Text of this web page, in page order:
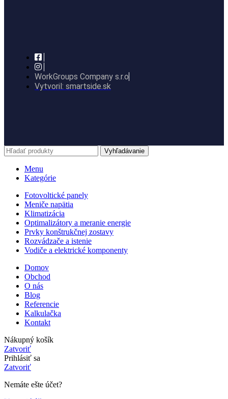
WorkGroups Company s.r.o
Vytvoril: smartside.sk
Vyhľadávanie
Menu
Kategórie
Fotovoltické panely
Meniče napätia
Klimatizácia
Optimalizátory a meranie energie
Prvky konštrukčnej zostavy
Rozvádzače a istenie
Vodiče a elektrické komponenty
Domov
Obchod
O nás
Blog
Referencie
Kalkulačka
Kontakt
Nákupný košík
Zatvoriť
Prihlásiť sa
Zatvoriť
Nemáte ešte účet?